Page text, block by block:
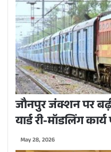
जौनपुर जंक्शन पर
यार्ड री-मॉडलिंग कार्य
May 28, 2026